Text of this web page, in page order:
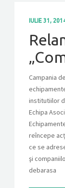
CONTACT
IULIE 31,
Campania
institutiilor
Echipa
reîncepe
ce se
şi
debarasa